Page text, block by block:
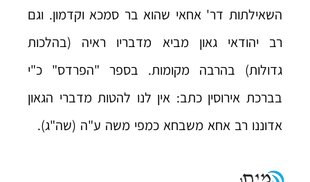
השאילתות דר' אחאי שהוא בר סמכא וקדמון. וגם
רב יהודאי גאון מביא מדבריו ראיה (בהלכות
גדולות) בהרבה מקומות. בספר "הפרדס" כ"י
בברכת אירוסין כתב: אין לנו להטות מדברי הגאון
אדוננו רב אחא משבחא כמפי משה ע"ה (שה"ג).